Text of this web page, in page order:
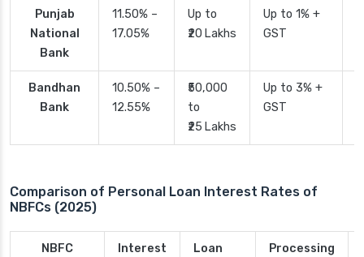
Punjab
National
Bank
11.50% –
17.05%
Up to
₹20 Lakhs
Up to 1% +
GST
Bandhan
Bank
10.50% –
12.55%
₹50,000
to
₹25 Lakhs
Up to 3% +
GST
Comparison of Personal Loan Interest Rates of
NBFCs (2025)
NBFC
Interest
Loan
Processing